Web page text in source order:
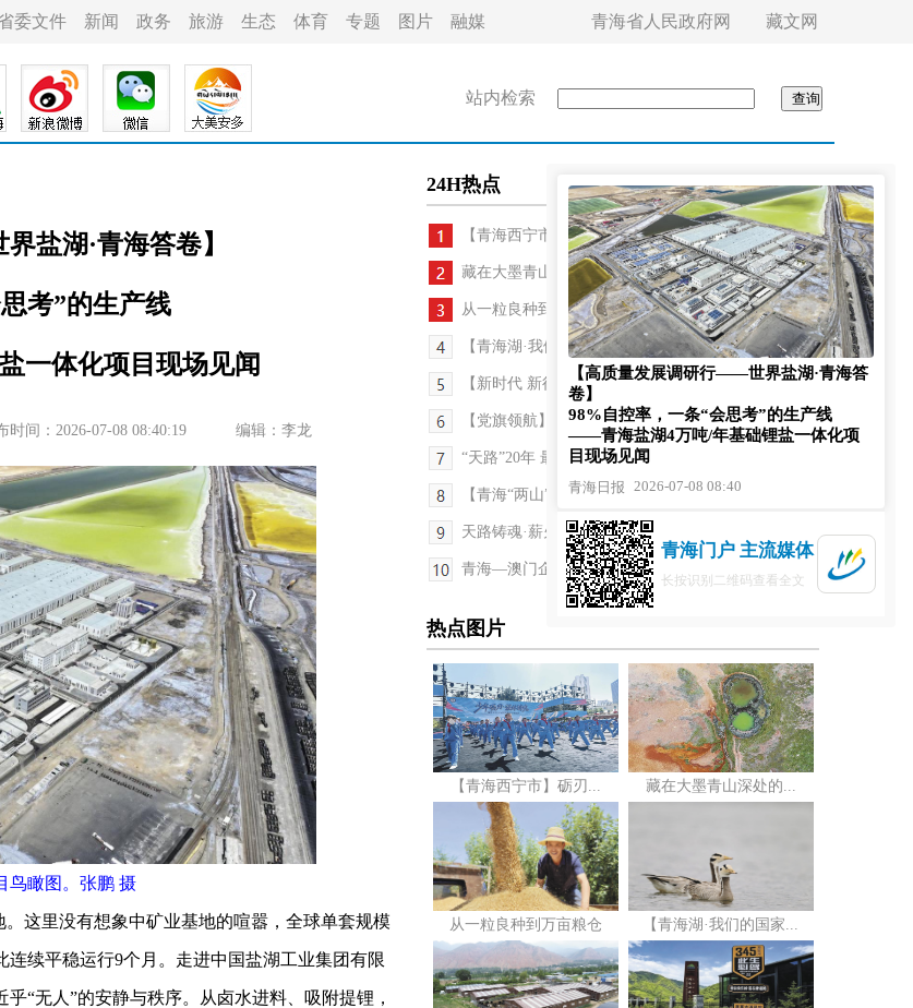
委文件 新闻 政务 旅游 生态 体育 专题 图片 融媒 青海省人民政府网 藏文网
站内检索
盐湖·青海答卷】
考”的生产线
一体化项目现场见闻
时间：2026-07-08 08:40:19 编辑：李龙
鸟瞰图。张鹏 摄
这里没有想象中矿业基地的喧嚣，全球单套规模
续平稳运行9个月。走进中国盐湖工业集团有限
“无人”的安静与秩序。从卤水进料、吸附提锂，
24H热点
【青海西宁市】砺刃少年强国防 城中体育育新人
藏在大墨青山深处的大地之眼
从一粒良种到万亩粮仓
【青海湖·我们的国家公园】从湖畔到镇上的“双向奔...
【新时代 新征程 新伟业·高质量发展调研行】“小圈...
【党旗领航】党旗映江源 振兴步履劲
“天路”20年 最美是守护
【青海“两山”答卷】青海人的浪山季 一顶顶帐篷串...
天路铸魂·薪火相传——“青藏铁路精神”思政大课在...
青海—澳门企业家对接会暨中葡基金推介会在西宁举办
热点图片
【青海西宁市】砺刃... 藏在大墨青山深处的...
从一粒良种到万亩粮仓 【青海湖·我们的国家...
【高质量发展调研行——世界盐湖·青海答
卷】
98%自控率，一条“会思考”的生产线
——青海盐湖4万吨/年基础锂盐一体化项
目现场见闻
青海日报 2026-07-08 08:40
青海门户 主流媒体
长按识别二维码查看全文